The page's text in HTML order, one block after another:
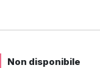
Non disponibile